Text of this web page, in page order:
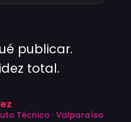
publicar.
total.
Técnico · Valparaíso